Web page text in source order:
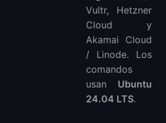
Vultr, Hetzner
Cloud y
Akamai Cloud
/ Linode. Los
comandos
usan Ubuntu
24.04 LTS.